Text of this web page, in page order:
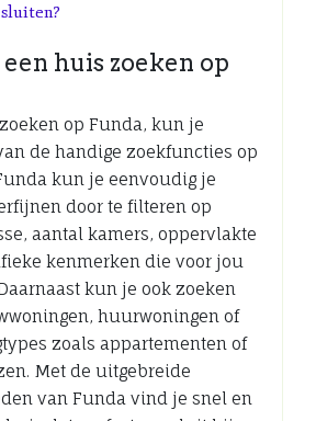
huis zoeken op
op Funda, kun je
de handige zoekfuncties op
kun je eenvoudig je
door te filteren op
aantal kamers, oppervlakte
kenmerken die voor jou
kun je ook zoeken
huurwoningen of
zoals appartementen of
Met de uitgebreide
van Funda vind je snel en